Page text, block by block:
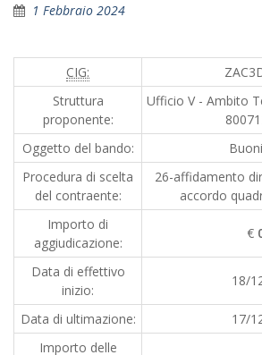
1 Febbraio 2024
CIG:
Struttura
proponente:
Ufficio V - Ambito
Oggetto del bando:
Procedura di scelta
del contraente:
26-affidamento
accordo
Importo di
aggiudicazione:
€
Data di effettivo
inizio:
18/
Data di ultimazione:
17/
Importo delle